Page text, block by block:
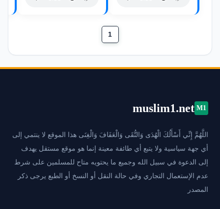
1
M1
muslim1.net
اللَّهُمَّ إِنِّي أَسْأَلُكَ الْهُدَى وَالتُّقَى وَالْعَفَافَ وَالْغِنَى هذا الموقع لا ينتمي إلى
أي جهة سياسية ولا يتبع أي طائفة معينة إنما هو موقع مستقل يهدف
إلى الدعوة في سبيل الله وجميع ما يحتويه متاح للمسلمين على شرط
عدم الإستعمال التجاري وفي حالة النقل أو النسخ أو الطبع يرجى ذكر
المصدر